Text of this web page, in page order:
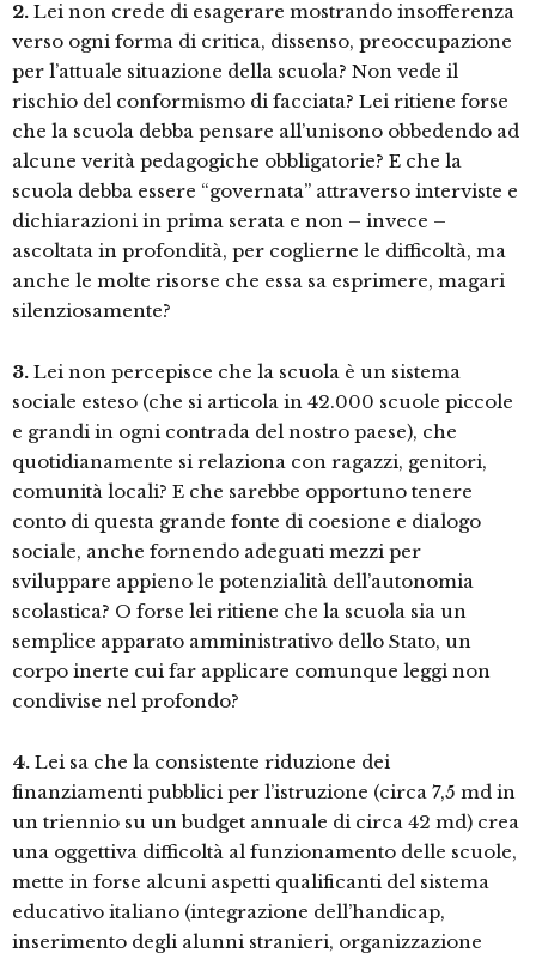
2. Lei non crede di esagerare mostrando insofferenza
verso ogni forma di critica, dissenso, preoccupazione
per l’attuale situazione della scuola? Non vede il
rischio del conformismo di facciata? Lei ritiene forse
che la scuola debba pensare all’unisono obbedendo ad
alcune verità pedagogiche obbligatorie? E che la
scuola debba essere “governata” attraverso interviste e
dichiarazioni in prima serata e non – invece –
ascoltata in profondità, per coglierne le difficoltà, ma
anche le molte risorse che essa sa esprimere, magari
silenziosamente?
3. Lei non percepisce che la scuola è un sistema
sociale esteso (che si articola in 42.000 scuole piccole
e grandi in ogni contrada del nostro paese), che
quotidianamente si relaziona con ragazzi, genitori,
comunità locali? E che sarebbe opportuno tenere
conto di questa grande fonte di coesione e dialogo
sociale, anche fornendo adeguati mezzi per
sviluppare appieno le potenzialità dell’autonomia
scolastica? O forse lei ritiene che la scuola sia un
semplice apparato amministrativo dello Stato, un
corpo inerte cui far applicare comunque leggi non
condivise nel profondo?
4. Lei sa che la consistente riduzione dei
finanziamenti pubblici per l’istruzione (circa 7,5 md in
un triennio su un budget annuale di circa 42 md) crea
una oggettiva difficoltà al funzionamento delle scuole,
mette in forse alcuni aspetti qualificanti del sistema
educativo italiano (integrazione dell’handicap,
inserimento degli alunni stranieri, organizzazione